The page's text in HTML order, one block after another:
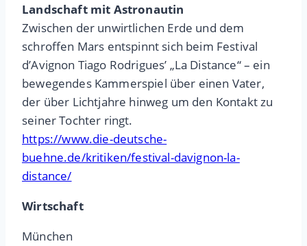
Landschaft mit Astronautin
Zwischen der unwirtlichen Erde und dem
schroffen Mars entspinnt sich beim Festival
d’Avignon Tiago Rodrigues’ „La Distance“ – ein
bewegendes Kammerspiel über einen Vater,
der über Lichtjahre hinweg um den Kontakt zu
seiner Tochter ringt.
https://www.die-deutsche-
buehne.de/kritiken/festival-davignon-la-
distance/
Wirtschaft
München